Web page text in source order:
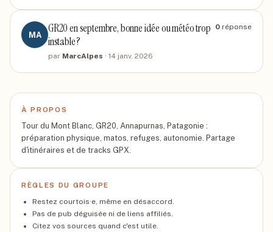
MA
GR20 en septembre, bonne idée ou météo trop
instable ?
par MarcAlpes · 14 janv. 2026
0 réponse
À PROPOS
Tour du Mont Blanc, GR20, Annapurnas, Patagonie :
préparation physique, matos, refuges, autonomie. Partage
d'itinéraires et de tracks GPX.
RÈGLES DU GROUPE
Restez courtois·e, même en désaccord.
Pas de pub déguisée ni de liens affiliés.
Citez vos sources quand c'est utile.